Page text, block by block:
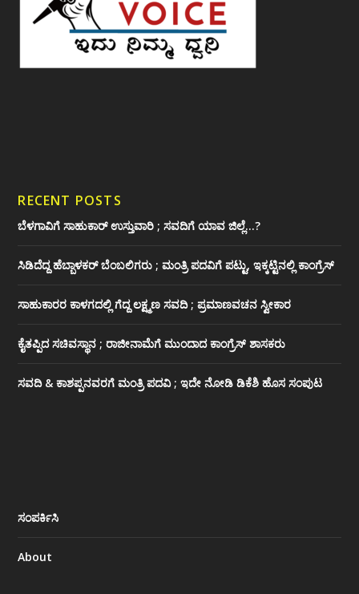
RECENT POSTS
ಬೆಳಗಾವಿಗೆ ಸಾಹುಕಾರ್ ಉಸ್ತುವಾರಿ ; ಸವದಿಗೆ ಯಾವ ಜಿಲ್ಲೆ…?
ಸಿಡಿದೆದ್ದ ಹೆಬ್ಬಾಳಕರ್ ಬೆಂಬಲಿಗರು ; ಮಂತ್ರಿ ಪದವಿಗೆ ‌ಪಟ್ಟು, ಇಕ್ಕಟ್ಟಿನಲ್ಲಿ ಕಾಂಗ್ರೆಸ್
ಸಾಹುಕಾರರ ಕಾಳಗದಲ್ಲಿ ಗೆದ್ದ ಲಕ್ಷ್ಮಣ ಸವದಿ ; ಪ್ರಮಾಣವಚನ ಸ್ವೀಕಾರ
ಕೈತಪ್ಪಿದ ಸಚಿವಸ್ಥಾನ ; ರಾಜೀನಾಮೆಗೆ ಮುಂದಾದ ಕಾಂಗ್ರೆಸ್ ‌ಶಾಸಕರು
ಸವದಿ & ಕಾಶಪ್ಪನವರಗೆ ಮಂತ್ರಿ ಪದವಿ ; ಇದೇ ನೋಡಿ‌ ಡಿಕೆಶಿ ಹೊಸ ಸಂಪುಟ
ಸಂಪರ್ಕಿಸಿ
About